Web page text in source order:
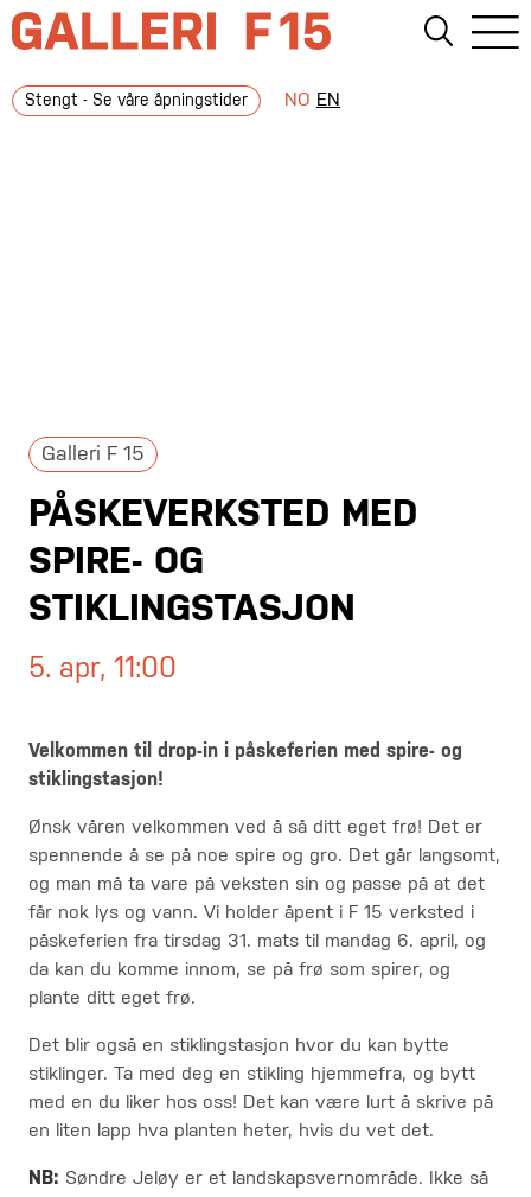
Stengt - Se våre åpningstider NO EN
Galleri F 15
PÅSKEVERKSTED MED
SPIRE- OG
STIKLINGSTASJON
5. apr, 11:00
Velkommen til drop-in i påskeferien med spire- og
stiklingstasjon!
Ønsk våren velkommen ved å så ditt eget frø! Det er
spennende å se på noe spire og gro. Det går langsomt,
og man må ta vare på veksten sin og passe på at det
får nok lys og vann. Vi holder åpent i F 15 verksted i
påskeferien fra tirsdag 31. mats til mandag 6. april, og
da kan du komme innom, se på frø som spirer, og
plante ditt eget frø.
Det blir også en stiklingstasjon hvor du kan bytte
stiklinger. Ta med deg en stikling hjemmefra, og bytt
med en du liker hos oss! Det kan være lurt å skrive på
en liten lapp hva planten heter, hvis du vet det.
NB: Søndre Jeløy er et landskapsvernområde. Ikke så